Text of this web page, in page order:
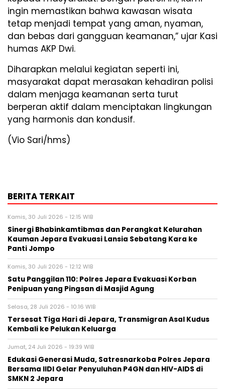
ingin memastikan bahwa kawasan wisata
tetap menjadi tempat yang aman, nyaman,
dan bebas dari gangguan keamanan,” ujar Kasi
humas AKP Dwi.
Diharapkan melalui kegiatan seperti ini,
masyarakat dapat merasakan kehadiran polisi
dalam menjaga keamanan serta turut
berperan aktif dalam menciptakan lingkungan
yang harmonis dan kondusif.
(Vio Sari/hms)
BERITA TERKAIT
Kamis, 30 Juli 2026 - 12:15 WIB
Sinergi Bhabinkamtibmas dan Perangkat Kelurahan
Kauman Jepara Evakuasi Lansia Sebatang Kara ke
Panti Jompo
Kamis, 30 Juli 2026 - 12:12 WIB
Satu Panggilan 110: Polres Jepara Evakuasi Korban
Penipuan yang Pingsan di Masjid Agung
Selasa, 28 Juli 2026 - 10:16 WIB
Tersesat Tiga Hari di Jepara, Transmigran Asal Kudus
Kembali ke Pelukan Keluarga
Jumat, 24 Juli 2026 - 19:39 WIB
Edukasi Generasi Muda, Satresnarkoba Polres Jepara
Bersama IIDI Gelar Penyuluhan P4GN dan HIV-AIDS di
SMKN 2 Jepara